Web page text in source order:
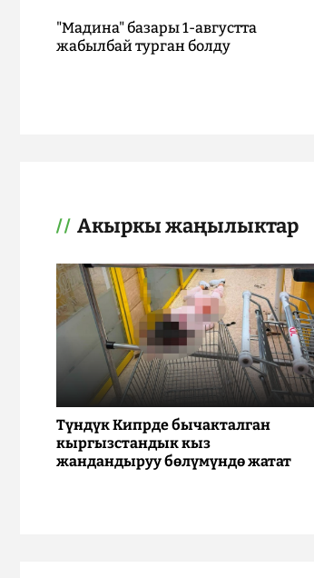
"Мадина" базары 1-августта
жабылбай турган болду
Акыркы жаңылыктар
Түндүк Кипрде бычакталган
кыргызстандык кыз
жандандыруу бөлүмүндө жатат